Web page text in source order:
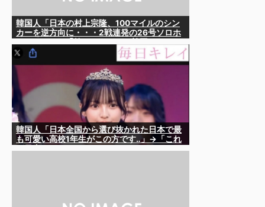
韓国人「日本の村上宗隆、100マイルのシン
カーを逆方向に・・・2戦連発の26号ソロホ
打者がいなのか」「アジア打者GOAT」
【MLB】
韓国人「日本全国から選び抜かれた日本で最
も可愛い高校1年生がこの方です‥」→「これ